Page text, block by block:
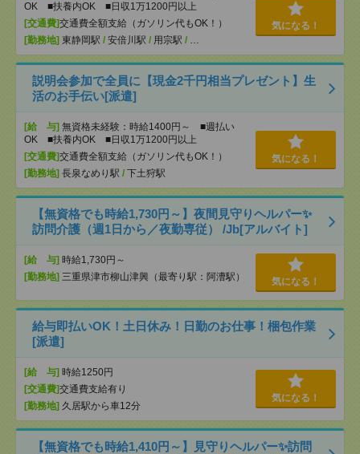
OK ■扶養内OK ■日収1万1200円以上
[交通費]交通費全額支給（ガソリン代もOK！）
[勤務地] 東静岡駅 / 安倍川駅 / 用宗駅 / …
気になる！
説明会参加で全員に【現金2千円相当プレゼント】生
活のお手伝い[派遣]
[給 与] 無資格未経験：時給1400円～ ■週払い
OK ■扶養内OK ■日収1万1200円以上
[交通費]交通費全額支給（ガソリン代もOK！）
[勤務地] 長泉なめり駅 / 下土狩駅
気になる！
【無資格でも時給1,730円～】夜間見守りヘルパー✨
訪問介護（週1日から／夜勤専従） /Jb[アルバイト]
[給 与] 時給1,730円～
[勤務地] 三重県津市柳山津興（最寄り駅：阿漕駅） 気になる！
給与即払いOK！土日休み！日勤のお仕事！梱包作業
[派遣]
[給 与] 時給1250円
[交通費]交通費支給有り
[勤務地] 久居駅から車12分
気になる！
【無資格でも時給1,410円～】見守りヘルパー✨訪問